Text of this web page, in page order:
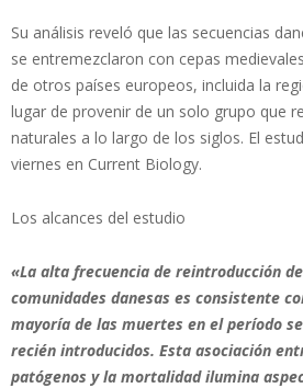
Su análisis reveló que las secuencias
se entremezclaron con cepas
de otros países europeos, incluida la
lugar de provenir de un solo grupo que
naturales a lo largo de los siglos. El
viernes en Current Biology.
Los alcances del estudio
«La alta frecuencia de reintroducción
comunidades danesas es consistente
mayoría de las muertes en el período
recién introducidos. Esta asociación
patógenos y la mortalidad ilumina